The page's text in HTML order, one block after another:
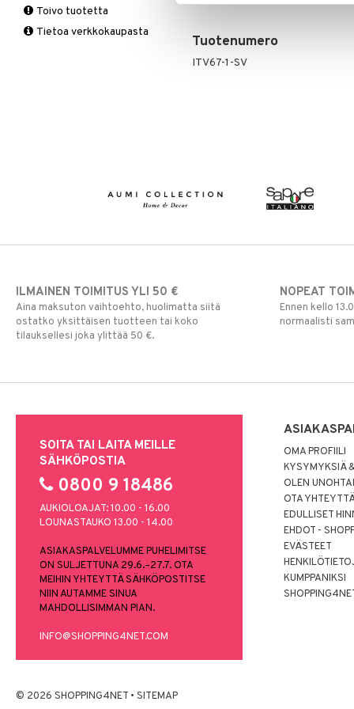
Tuotenumero
ITV67-1-SV
Seinäkoristeet
Vaasit
Piensäilytys & Korit
Lakanasetit
Lakanat & Tyynyliinat
Matot
Viltit & Peitteet
Ruukut
Ulkoilmaelämä
Pöytälamput
Valaistustarvikkeet
Toivo tuotetta
Tietoa verkkokaupasta
ILMAINEN TOIMITUS YLI 50 €
Aina maksuton vaihtoehto, huolimatta siitä
ostatko yksittäisen tuotteen tai koko
tilauksellesi joka ylittää 50 €.
NOPEAT
Ennen kello
normaalisti
SOITA TAI LAITA MEILLE
SÄHKÖPOSTIA
0800 9 18486
AUKIOLOAJAT: 10.00 - 16.00
LOUNASTAUKO 13.00 - 14.00
ASIAKASPALVELUMME PUHELIMITSE
ON SULJETTUNA 29.6.–27.7. OTA
MEIHIN YHTEYTTÄ SÄHKÖPOSTITSE
NIIN AUTAMME SINUA
MAHDOLLISIMMAN PIAN.
INFO@SHOPPING4NET.COM
OMA PROFIILI
KYSYMYKSIÄ
OLEN
OTA
EDULLISET
EHDOT -
EVÄSTEET
KUMPPANIKSI
© 2026 SHOPPING4NET • SITEMAP